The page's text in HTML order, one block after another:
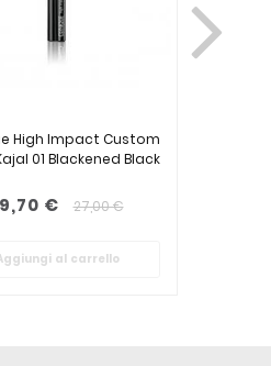
High Impact Custom
01 Blackened Black
€ 27,00 €
al carrello